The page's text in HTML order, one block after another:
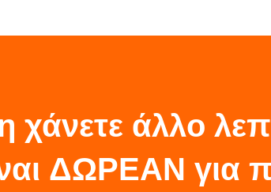
χάνετε άλλο
ΔΩΡΕΑΝ για